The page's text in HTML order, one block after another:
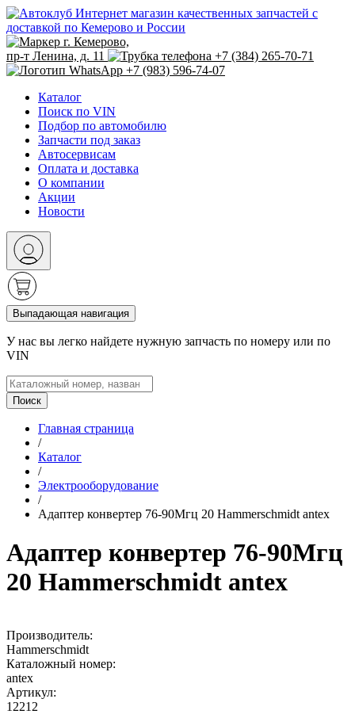
Интернет магазин качественных запчастей с
доставкой по Кемерово и России
г. Кемерово,
пр-т Ленина, д. 11
+7 (384) 265-70-71
+7 (983) 596-74-07
Каталог
Поиск по VIN
Подбор по автомобилю
Запчасти под заказ
Автосервисам
Оплата и доставка
О компании
Акции
Новости
Выпадающая навигация
У нас вы легко найдете нужную запчасть по номеру или по
VIN
Поиск
Главная страница
/
Каталог
/
Электрооборудование
/
Адаптер конвертер 76-90Мгц 20 Hammerschmidt antex
Адаптер конвертер 76-90Мгц
20 Hammerschmidt antex
Производитель:
Hammerschmidt
Каталожный номер:
antex
Артикул:
12212